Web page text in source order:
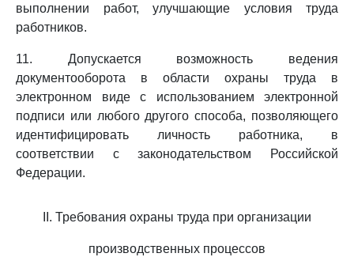
выполнении работ, улучшающие условия труда
работников.
11. Допускается возможность ведения
документооборота в области охраны труда в
электронном виде с использованием электронной
подписи или любого другого способа, позволяющего
идентифицировать личность работника, в
соответствии с законодательством Российской
Федерации.
II. Требования охраны труда при организации
производственных процессов